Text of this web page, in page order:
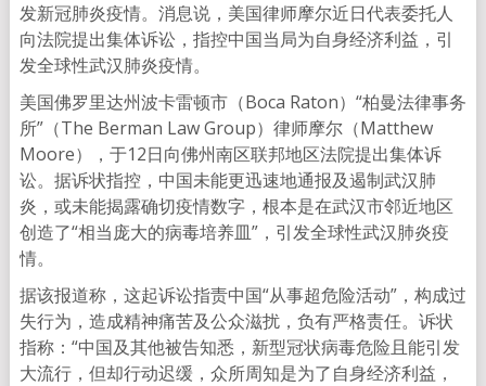
发新冠肺炎疫情。消息说，美国律师摩尔近日代表委托人
向法院提出集体诉讼，指控中国当局为自身经济利益，引
发全球性武汉肺炎疫情。
美国佛罗里达州波卡雷顿市（Boca Raton）“柏曼法律事务
所”（The Berman Law Group）律师摩尔（Matthew
Moore），于12日向佛州南区联邦地区法院提出集体诉
讼。据诉状指控，中国未能更迅速地通报及遏制武汉肺
炎，或未能揭露确切疫情数字，根本是在武汉市邻近地区
创造了“相当庞大的病毒培养皿”，引发全球性武汉肺炎疫
情。
据该报道称，这起诉讼指责中国“从事超危险活动”，构成过
失行为，造成精神痛苦及公众滋扰，负有严格责任。诉状
指称：“中国及其他被告知悉，新型冠状病毒危险且能引发
大流行，但却行动迟缓，众所周知是为了自身经济利益，